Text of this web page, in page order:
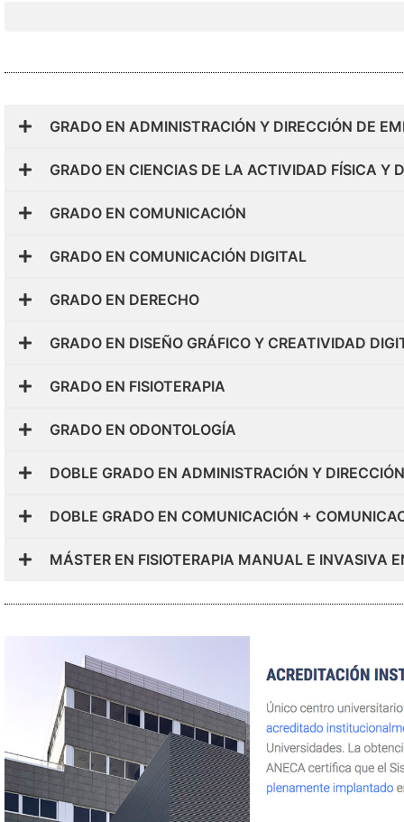
GRADO EN ADMINISTRACIÓN Y DIRECCIÓN DE
GRADO EN CIENCIAS DE LA ACTIVIDAD FÍSICA Y
GRADO EN COMUNICACIÓN
GRADO EN COMUNICACIÓN DIGITAL
GRADO EN DERECHO
GRADO EN DISEÑO GRÁFICO Y CREATIVIDAD
GRADO EN FISIOTERAPIA
GRADO EN ODONTOLOGÍA
DOBLE GRADO EN ADMINISTRACIÓN Y
DOBLE GRADO EN COMUNICACIÓN +
MÁSTER EN FISIOTERAPIA MANUAL E INVASIVA